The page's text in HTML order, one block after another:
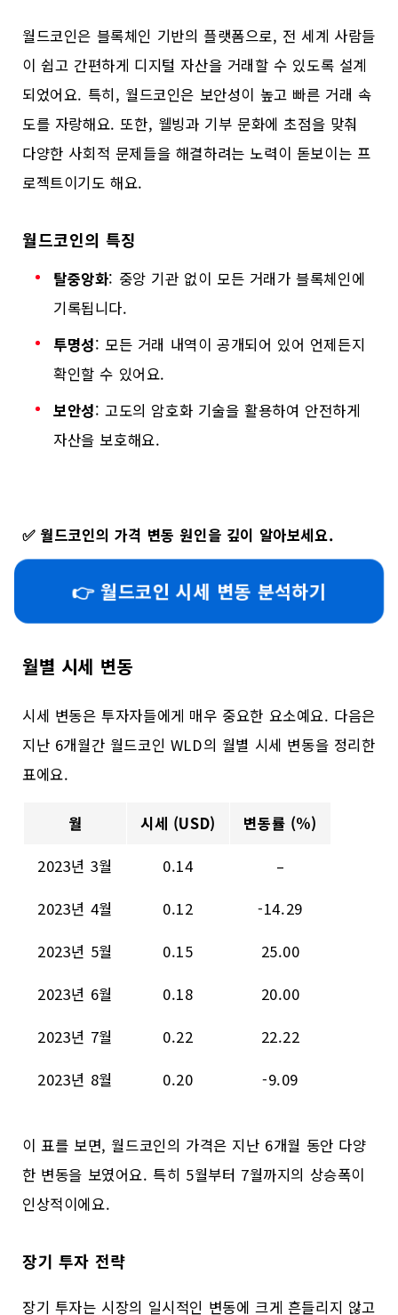
월드코인은 블록체인 기반의 플랫폼으로, 전 세계 사람들
이 쉽고 간편하게 디지털 자산을 거래할 수 있도록 설계
되었어요. 특히, 월드코인은 보안성이 높고 빠른 거래 속
도를 자랑해요. 또한, 웰빙과 기부 문화에 초점을 맞춰
다양한 사회적 문제들을 해결하려는 노력이 돋보이는 프
로젝트이기도 해요.
월드코인의 특징
탈중앙화: 중앙 기관 없이 모든 거래가 블록체인에
기록됩니다.
투명성: 모든 거래 내역이 공개되어 있어 언제든지
확인할 수 있어요.
보안성: 고도의 암호화 기술을 활용하여 안전하게
자산을 보호해요.
✅ 월드코인의 가격 변동 원인을 깊이 알아보세요.
👉 월드코인 시세 변동 분석하기
월별 시세 변동
시세 변동은 투자자들에게 매우 중요한 요소예요. 다음은
지난 6개월간 월드코인 WLD의 월별 시세 변동을 정리한
표에요.
월 시세 (USD)
변동률 (%)
2023년 3월
0.14
–
2023년 4월
0.12
-14.29
2023년 5월
0.15
25.00
2023년 6월
0.18
20.00
2023년 7월
0.22
22.22
2023년 8월
0.20 -9.09
이 표를 보면, 월드코인의 가격은 지난 6개월 동안 다양
한 변동을 보였어요. 특히 5월부터 7월까지의 상승폭이
인상적이에요.
장기 투자 전략
장기 투자는 시장의 일시적인 변동에 크게 흔들리지 않고